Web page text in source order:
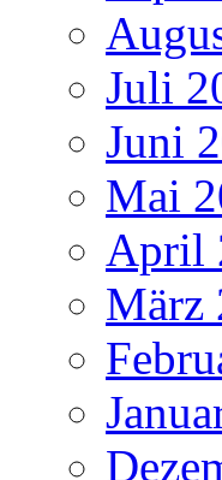
Juli
Juni
Mai
April
März